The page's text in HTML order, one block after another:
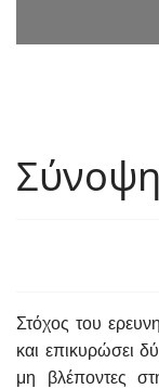
Στόχος του
και επικυρώσει
μη βλέποντες